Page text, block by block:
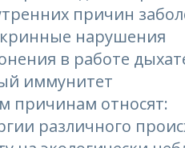
причин
нарушения
в работе
иммунитет
причинам относят:
различного